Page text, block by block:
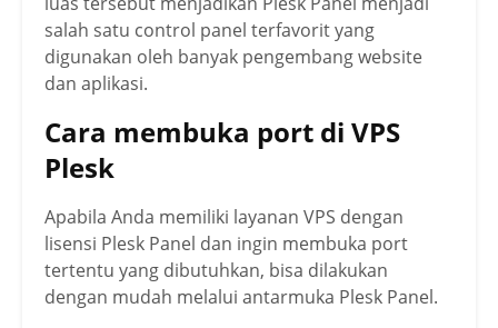
salah satu control panel terfavorit yang
digunakan oleh banyak pengembang website
dan aplikasi.
Cara membuka port di VPS
Plesk
Apabila Anda memiliki layanan VPS dengan
lisensi Plesk Panel dan ingin membuka port
tertentu yang dibutuhkan, bisa dilakukan
dengan mudah melalui antarmuka Plesk Panel.